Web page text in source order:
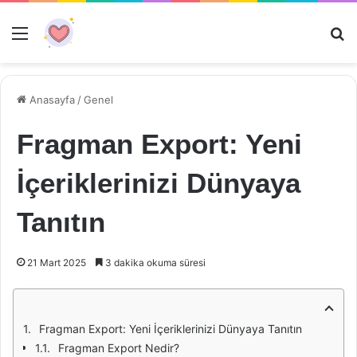
Menü
Anasayfa /Genel
Fragman Export: Yeni
İçeriklerinizi Dünyaya
Tanıtın
21 Mart 2025 3 dakika okuma süresi
Fragman Export: Yeni İçeriklerinizi Dünyaya Tanıtın
Fragman Export Nedir?